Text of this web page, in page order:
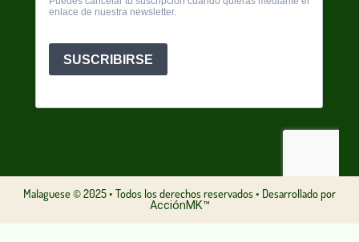
Malaguese © 2025 • Todos los derechos reservados • Desarrollado por
AcciónMK™